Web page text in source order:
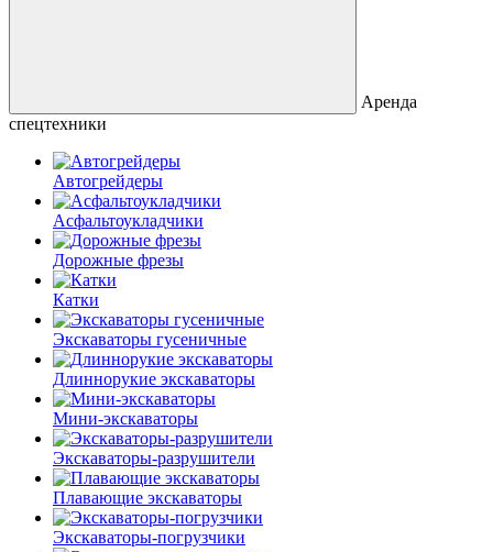
Аренда
спецтехники
Автогрейдеры
Асфальто­укладчики
Дорожные фрезы
Катки
Экскаваторы гусеничные
Длиннорукие экскаваторы
Мини-экскаваторы
Экскаваторы-разрушители
Плавающие экскаваторы
Экскаваторы-погрузчики